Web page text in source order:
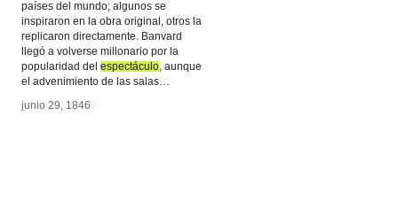
países del mundo; algunos se
inspiraron en la obra original, otros la
replicaron directamente. Banvard
llegó a volverse millonario por la
popularidad del espectáculo , aunque
el advenimiento de las salas…
junio 29, 1846 /
espectáculo
junio 29, 1846 /